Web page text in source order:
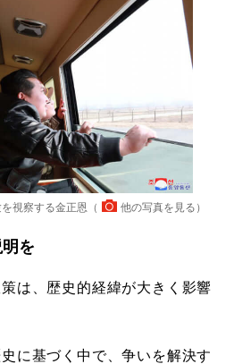
視察する金正恩（ 他の写真を見る ）
を
は、歴史的経緯が大きく影響
に基づく中で、争いを解決す